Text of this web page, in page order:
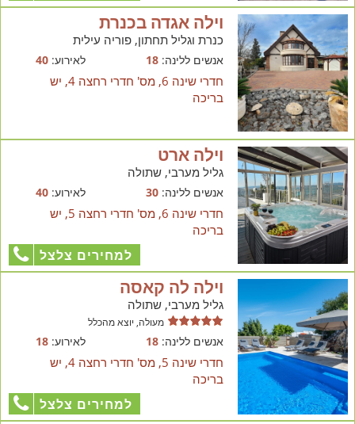
וילה אגדה בכנרת
כנרת וגליל תחתון, פוריה עילית
אנשים ללינה:18 לאירוע:40
חדרי שינה 6, מס' חדרי רחצה 4, יש
בריכה
וילה ארט
גליל מערבי, שתולה
אנשים ללינה:30 לאירוע:40
חדרי שינה 6, מס' חדרי רחצה 5, יש
בריכה
למחירים צלצל
וילה לה קאסה
גליל מערבי, שתולה
מעולה, יוצא מהכלל
אנשים ללינה:18 לאירוע:18
חדרי שינה 5, מס' חדרי רחצה 4, יש
בריכה
למחירים צלצל